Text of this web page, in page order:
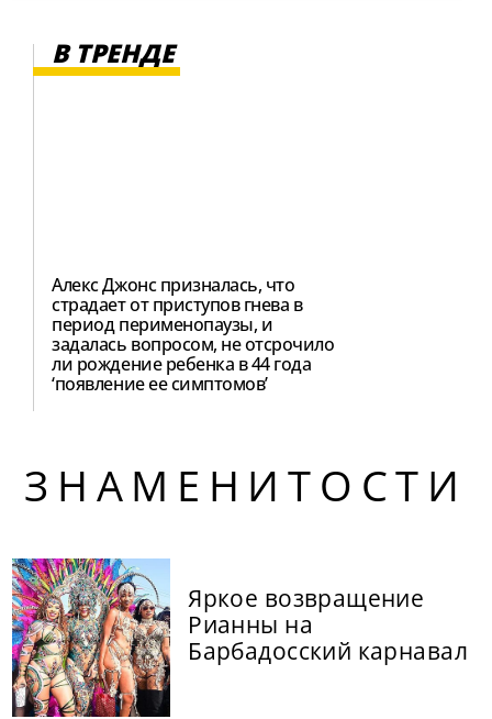
В ТРЕНДЕ
Алекс Джонс призналась, что
страдает от приступов гнева в
период перименопаузы, и
задалась вопросом, не отсрочило
ли рождение ребенка в 44 года
‘появление ее симптомов’
ЗНАМЕНИТОСТИ
Яркое возвращение
Рианны на
Барбадосский карнавал